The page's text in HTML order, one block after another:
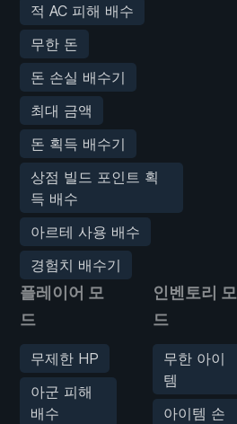
적 AC 피해 배수
무한 돈
돈 손실 배수기
최대 금액
돈 획득 배수기
상점 빌드 포인트 획
득 배수
아르테 사용 배수
경험치 배수기
플레이어 모
드
무제한 HP
아군 피해
배수
인벤토리 모
드
무한 아이
템
아이템 손